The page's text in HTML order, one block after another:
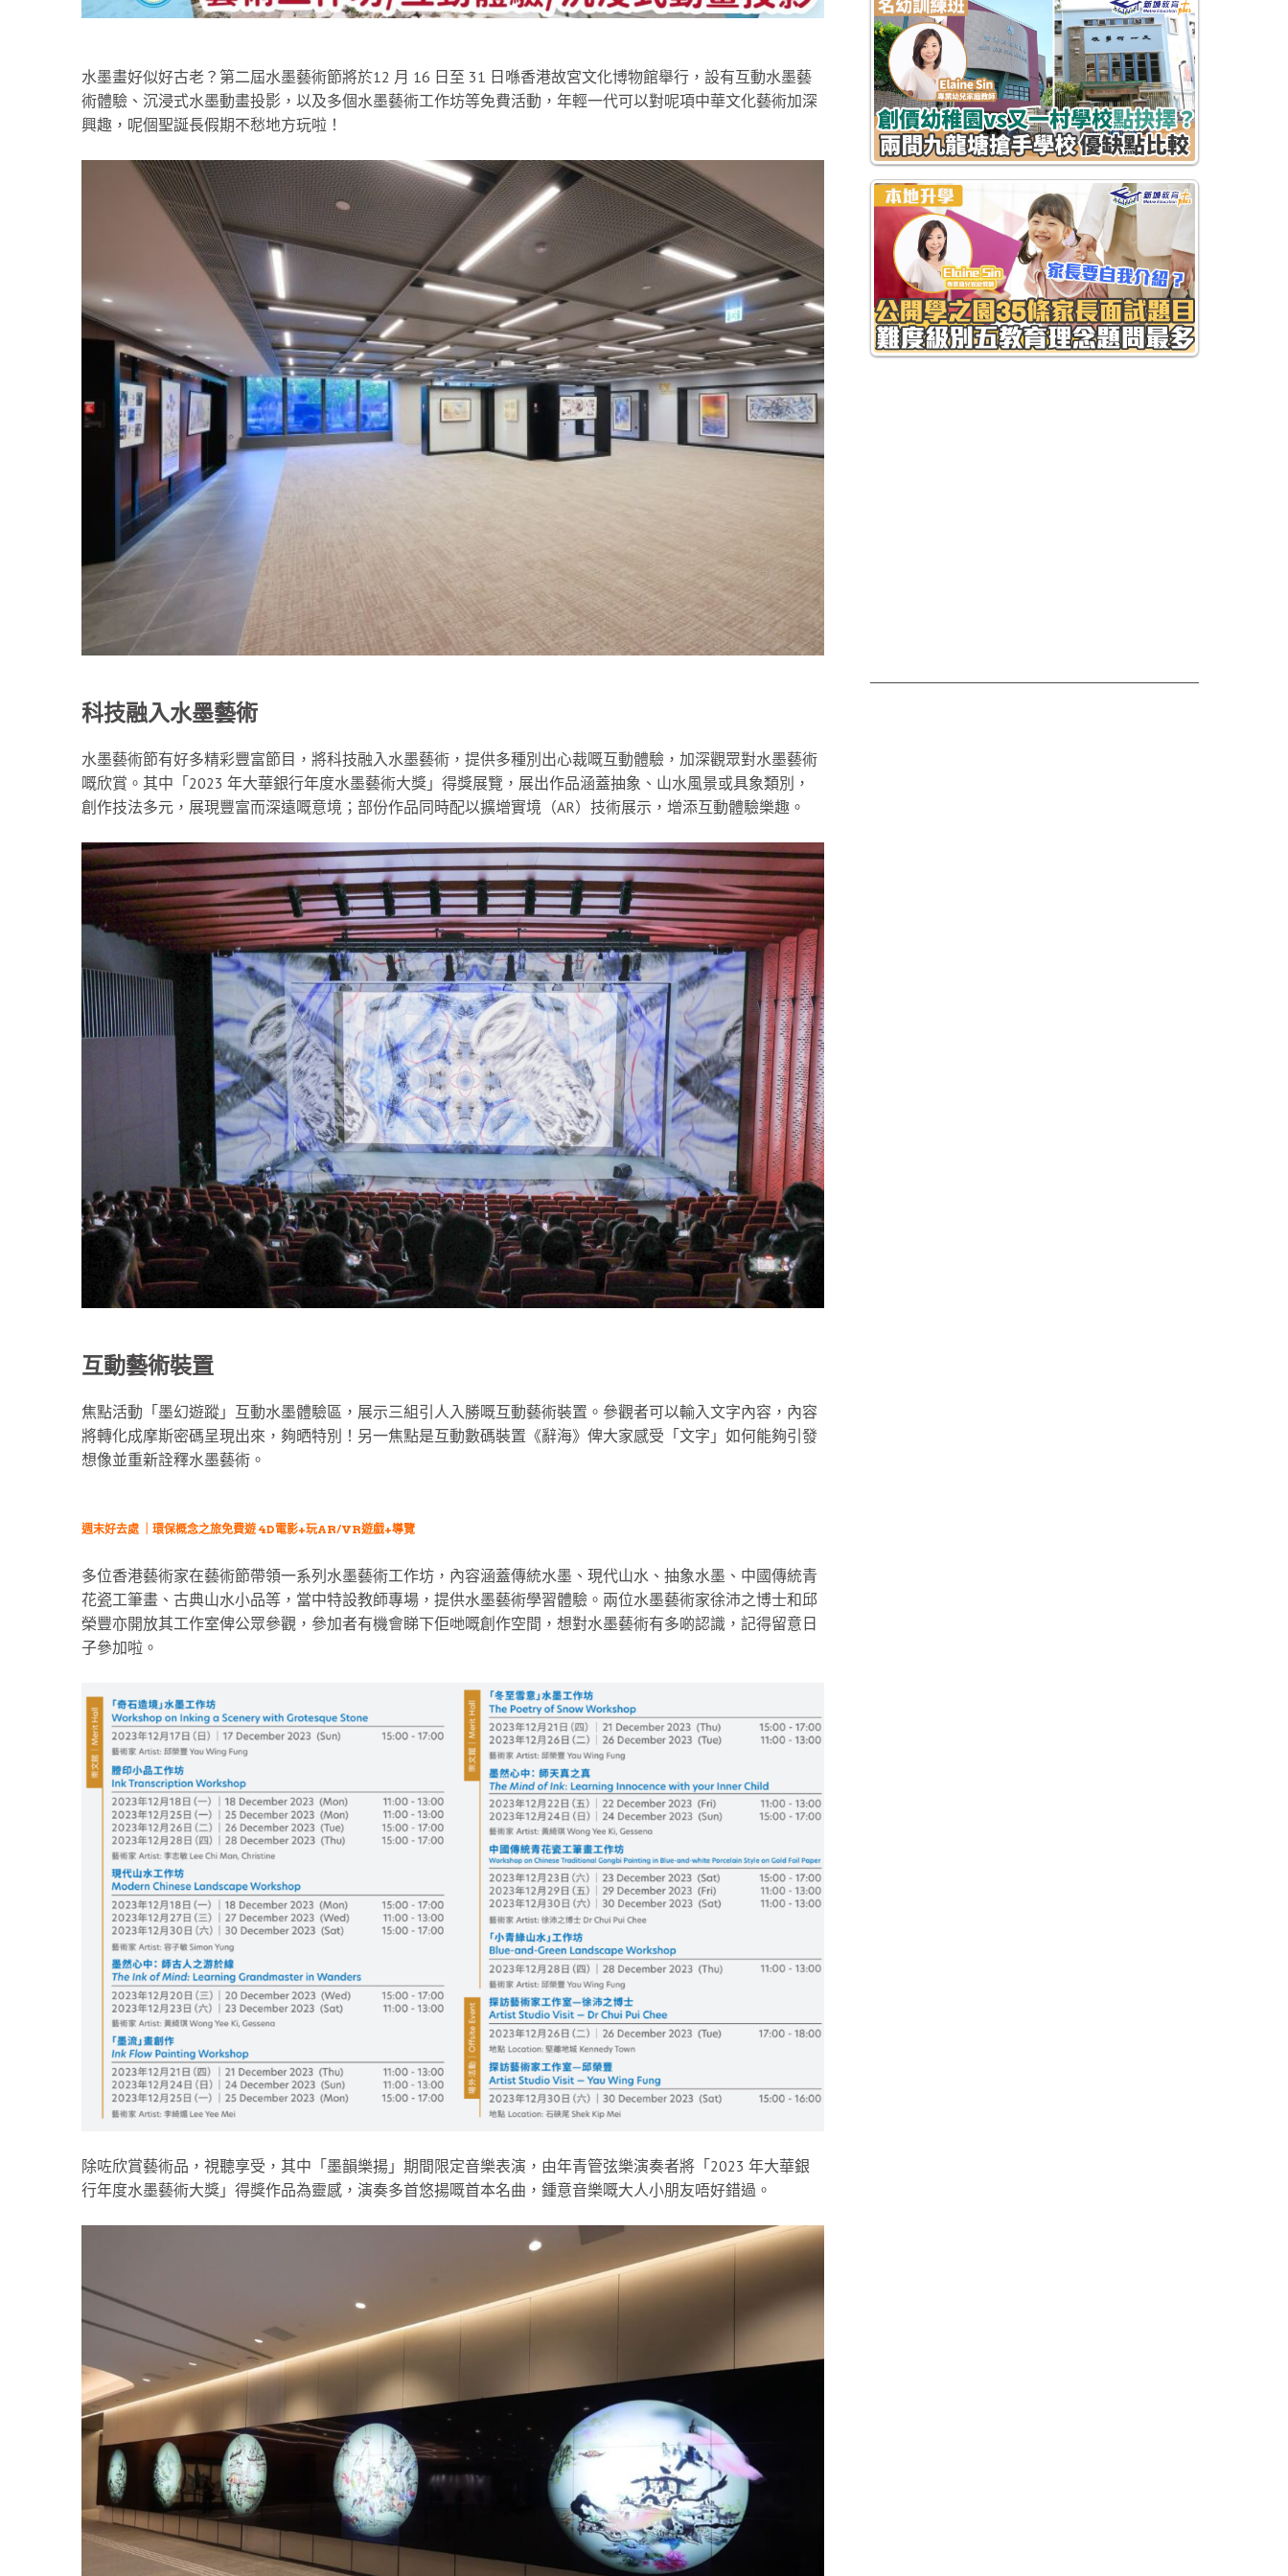
水墨畫好似好古老？第二屆水墨藝術節將於12 月 16 日至 31 日喺香港故宮文化博物館舉行，設有互動水墨藝
術體驗、沉浸式水墨動畫投影，以及多個水墨藝術工作坊等免費活動，年輕一代可以對呢項中華文化藝術加深
興趣，呢個聖誕長假期不愁地方玩啦！
科技融入水墨藝術
水墨藝術節有好多精彩豐富節目，將科技融入水墨藝術，提供多種別出心裁嘅互動體驗，加深觀眾對水墨藝術
嘅欣賞。其中「2023 年大華銀行年度水墨藝術大獎」得獎展覽，展出作品涵蓋抽象、山水風景或具象類別，
創作技法多元，展現豐富而深遠嘅意境；部份作品同時配以擴增實境（AR）技術展示，增添互動體驗樂趣。
互動藝術裝置
焦點活動「墨幻遊蹤」互動水墨體驗區，展示三組引人入勝嘅互動藝術裝置。參觀者可以輸入文字內容，內容
將轉化成摩斯密碼呈現出來，夠晒特別！另一焦點是互動數碼裝置《辭海》俾大家感受「文字」如何能夠引發
想像並重新詮釋水墨藝術。
週末好去處 ｜環保概念之旅免費遊 4D電影+玩AR/VR遊戲+導覽
多位香港藝術家在藝術節帶領一系列水墨藝術工作坊，內容涵蓋傳統水墨、現代山水、抽象水墨、中國傳統青
花瓷工筆畫、古典山水小品等，當中特設教師專場，提供水墨藝術學習體驗。兩位水墨藝術家徐沛之博士和邱
榮豐亦開放其工作室俾公眾參觀，參加者有機會睇下佢哋嘅創作空間，想對水墨藝術有多啲認識，記得留意日
子參加啦。
除咗欣賞藝術品，視聽享受，其中「墨韻樂揚」期間限定音樂表演，由年青管弦樂演奏者將「2023 年大華銀
行年度水墨藝術大獎」得獎作品為靈感，演奏多首悠揚嘅首本名曲，鍾意音樂嘅大人小朋友唔好錯過。